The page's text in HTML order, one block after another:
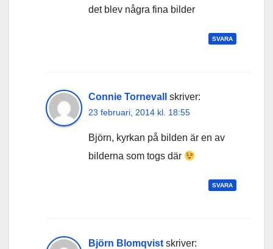
det blev några fina bilder
SVARA
Connie Tornevall skriver:
23 februari, 2014 kl. 18:55
Björn, kyrkan på bilden är en av
bilderna som togs där
SVARA
Björn Blomqvist skriver: